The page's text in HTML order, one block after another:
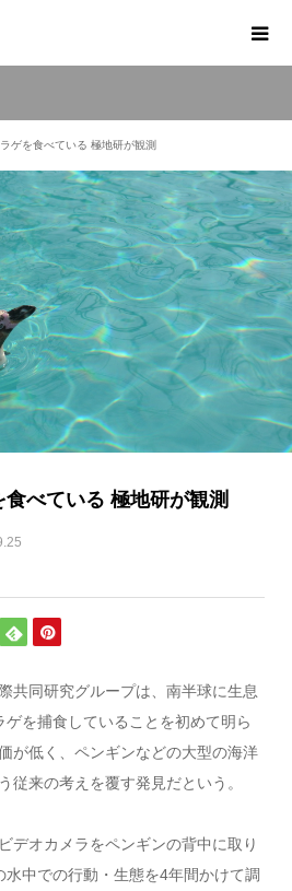
ゲを食べている 極地研が観測
べている 極地研が観測
共同研究グループは、南半球に生息
を捕食していることを初めて明ら
が低く、ペンギンなどの大型の海洋
従来の考えを覆す発見だという。
デオカメラをペンギンの背中に取り
中での行動・生態を4年間かけて調